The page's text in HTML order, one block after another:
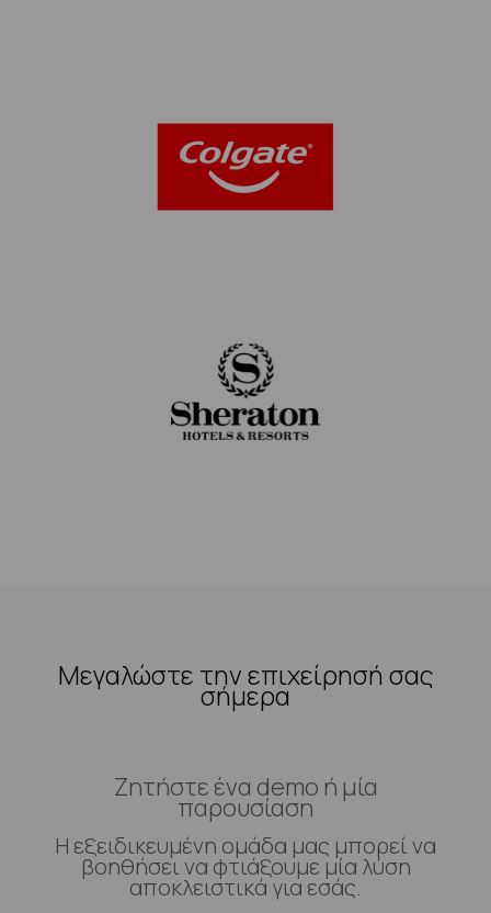
Μεγαλώστε την επιχείρησή σας
σήμερα
Ζητήστε ένα demo ή μία
παρουσίαση
Η εξειδικευμένη ομάδα μας μπορεί να
βοηθήσει να φτιάξουμε μία λύση
αποκλειστικά για εσάς.